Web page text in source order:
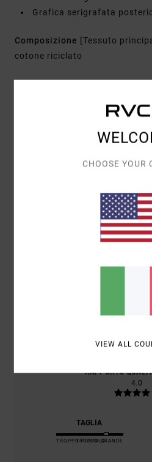
Grafica serigrafata
Composizione [Tessuto
cotone riciclato
PUNTEGGIO
1 RECENSIONI
RAPPORTO
4.0
TAGLIA
TROPPO PICCOLO
TROPPO GRANDE
CHOOSE YOUR
VIEW ALL